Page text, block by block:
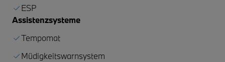
ESP
Assistenzsysteme
Tempomat
Müdigkeitswarnsystem